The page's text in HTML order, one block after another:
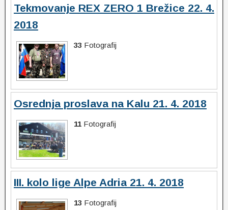
Tekmovanje REX ZERO 1 Brežice 22. 4.
2018
33 Fotografij
Osrednja proslava na Kalu 21. 4. 2018
11 Fotografij
III. kolo lige Alpe Adria 21. 4. 2018
13 Fotografij